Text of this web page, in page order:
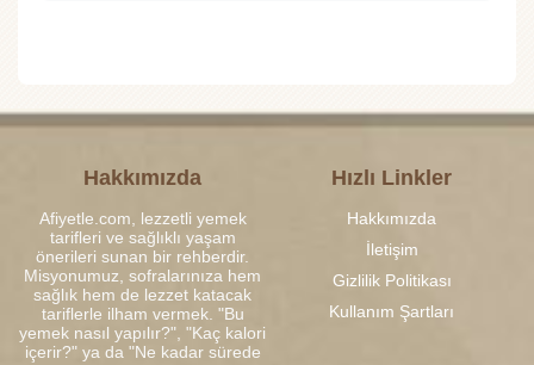
Hakkımızda
Afiyetle.com, lezzetli yemek
tarifleri ve sağlıklı yaşam
önerileri sunan bir rehberdir.
Misyonumuz, sofralarınıza hem
sağlık hem de lezzet katacak
tariflerle ilham vermek. "Bu
yemek nasıl yapılır?", "Kaç kalori
içerir?" ya da "Ne kadar sürede
Hızlı Linkler
Hakkımızda
İletişim
Gizlilik Politikası
Kullanım Şartları